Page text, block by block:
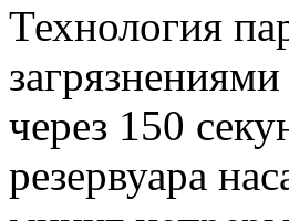
Технология
через 150
резервуара